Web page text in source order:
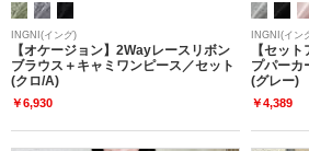
INGNI(イング)
【オケージョン】2Wayレースリボン
ブラウス＋キャミワンピース／セット
(クロ/A)
￥6,930
INGNI(イン
【セッ
プパーカ
(グレー)
￥4,389